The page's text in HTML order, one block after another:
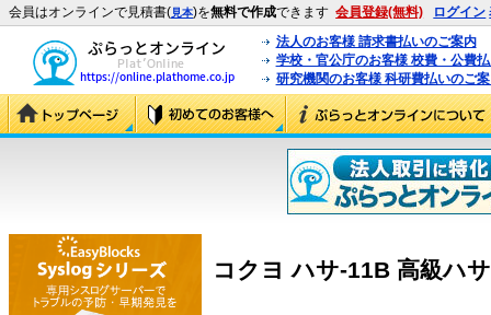
会員はオンラインで見積書(見本)を無料で作成できます 会員登録(無料) ログイン
法人のお客様 請求書払いのご案内
学校・官公庁のお客様 校費・公費
研究機関のお客様 科研費払いのご
コクヨ ハサ-11B 高級ハ